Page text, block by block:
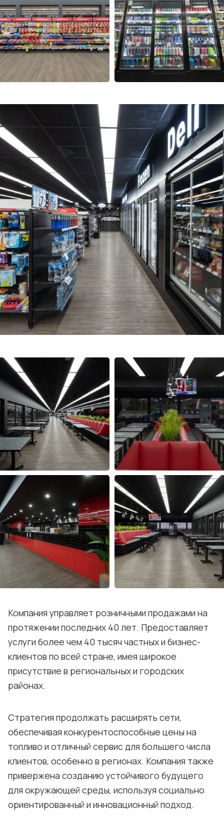
Компания управляет розничными продажами на
протяжении последних 40 лет. Предоставляет
услуги более чем 40 тысяч частных и бизнес-
клиентов по всей стране, имея широкое
присутствие в региональных и городских
районах.
Стратегия продолжать расширять сети,
обеспечивая конкурентоспособные цены на
топливо и отличный сервис для большего числа
клиентов, особенно в регионах. Компания также
привержена созданию устойчивого будущего
для окружающей среды, используя социально
ориентированный и инновационный подход.